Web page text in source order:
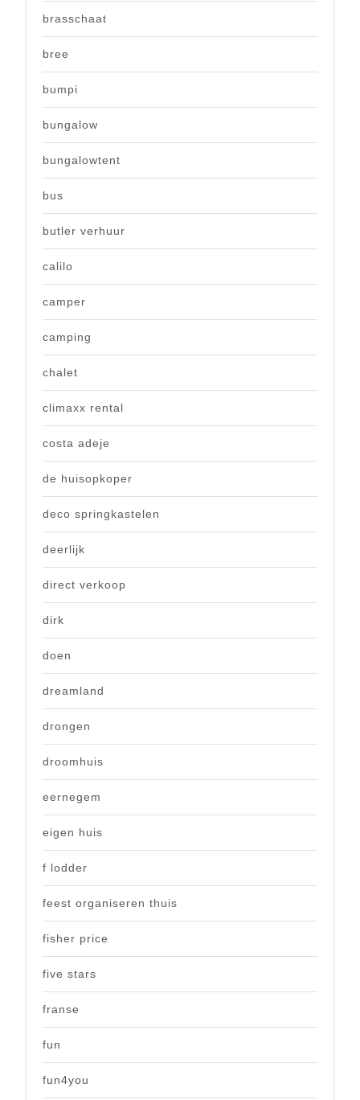
brasschaat
bree
bumpi
bungalow
bungalowtent
bus
butler verhuur
calilo
camper
camping
chalet
climaxx rental
costa adeje
de huisopkoper
deco springkastelen
deerlijk
direct verkoop
dirk
doen
dreamland
drongen
droomhuis
eernegem
eigen huis
f lodder
feest organiseren thuis
fisher price
five stars
franse
fun
fun4you